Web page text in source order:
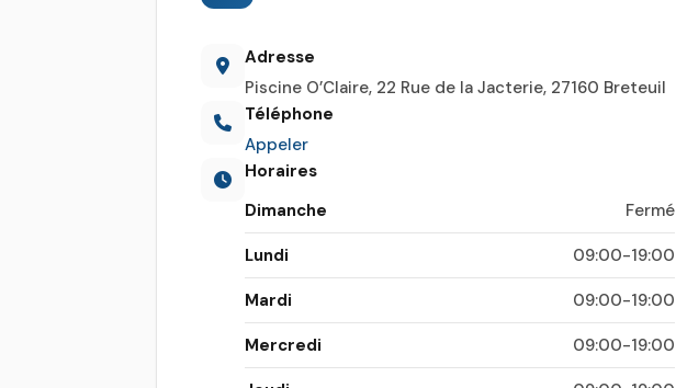
Adresse
Piscine O’Claire, 22 Rue de la Jacterie, 27160 Breteuil
Téléphone
Appeler
Horaires
Dimanche
Fermé
Lundi 09:00-19:00
Mardi 09:00-19:00
Mercredi 09:00-19:00